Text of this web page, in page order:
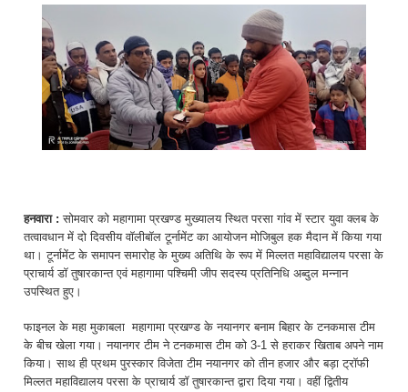
हनवारा :सोमवार को महागामा प्रखण्ड मुख्यालय स्थित परसा गांव में स्टार युवा क्लब के
तत्वावधान में दो दिवसीय वॉलीबॉल टूर्नामेंट का आयोजन मोजिबुल हक मैदान में किया गया
था। टूर्नामेंट के समापन समारोह के मुख्य अतिथि के रूप में मिल्लत महाविद्यालय परसा के
प्राचार्य डॉ तुषारकान्त एवं महागामा पश्चिमी जीप सदस्य प्रतिनिधि अब्दुल मन्नान
उपस्थित हुए।
फाइनल के महा मुकाबला महागामा प्रखण्ड के नयानगर बनाम बिहार के टनकमास टीम
के बीच खेला गया। नयानगर टीम ने टनकमास टीम को 3-1 से हराकर खिताब अपने नाम
किया। साथ ही प्रथम पुरस्कार विजेता टीम नयानगर को तीन हजार और बड़ा ट्रॉफी
मिल्लत महाविद्यालय परसा के प्राचार्य डॉ तुषारकान्त द्वारा दिया गया। वहीं द्वितीय